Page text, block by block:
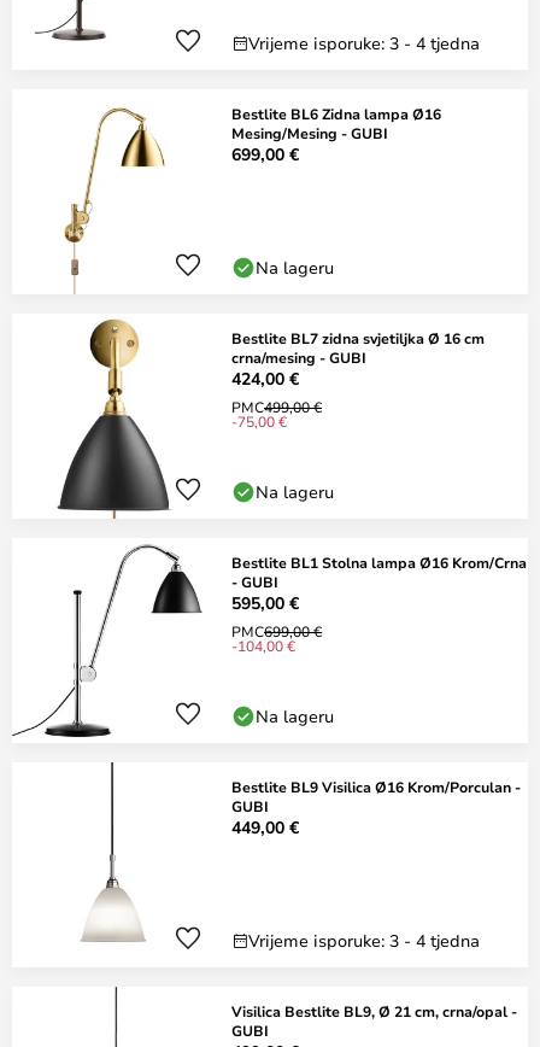
Vrijeme isporuke: 3 - 4 tjedna
Bestlite BL6 Zidna lampa Ø16
Mesing/Mesing - GUBI
699,00 €
Na lageru
Bestlite BL7 zidna svjetiljka Ø 16 cm
crna/mesing - GUBI
424,00 €
PMC499,00 €
-75,00 €
Na lageru
Bestlite BL1 Stolna lampa Ø16 Krom/Crna
- GUBI
595,00 €
PMC699,00 €
-104,00 €
Na lageru
Bestlite BL9 Visilica Ø16 Krom/Porculan -
GUBI
449,00 €
Vrijeme isporuke: 3 - 4 tjedna
Visilica Bestlite BL9, Ø 21 cm, crna/opal -
GUBI